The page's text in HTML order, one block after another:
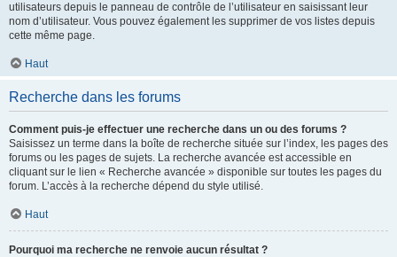
utilisateurs depuis le panneau de contrôle de l’utilisateur en saisissant leur
nom d’utilisateur. Vous pouvez également les supprimer de vos listes depuis
cette même page.
Haut
Recherche dans les forums
Comment puis-je effectuer une recherche dans un ou des forums ?
Saisissez un terme dans la boîte de recherche située sur l’index, les pages des
forums ou les pages de sujets. La recherche avancée est accessible en
cliquant sur le lien « Recherche avancée » disponible sur toutes les pages du
forum. L’accès à la recherche dépend du style utilisé.
Haut
Pourquoi ma recherche ne renvoie aucun résultat ?